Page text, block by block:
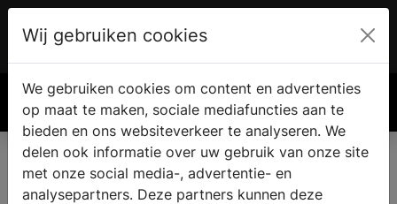
€ 0.00
Wij gebruiken cookies
We gebruiken cookies om content en advertenties
op maat te maken, sociale mediafuncties aan te
bieden en ons websiteverkeer te analyseren. We
delen ook informatie over uw gebruik van onze site
met onze social media-, advertentie- en
analysepartners. Deze partners kunnen deze